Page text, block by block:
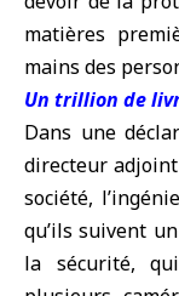
matières
mains des
Un trillion de
Dans une
directeur
société,
qu’ils suivent
la sécurité,